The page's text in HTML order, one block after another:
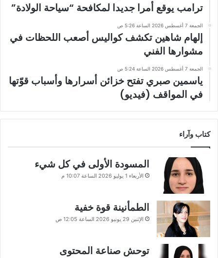
ترامب يوقع أمرا جديدا لمكافحة “سياحة الولادة”
الجمعة 7 أغسطس 2026 الساعة 5:26 ص
إلهام شاهين تكشف كواليس أصعب اللحظات في
مشوارها الفني
الجمعة 7 أغسطس 2026 الساعة 5:24 ص
ياسمين صبري تفتح خزائن أسرارها وأسباب قوّتها
في المواقف (فيديو)
كتاب وآراء
المسودة الأولى في كل شيء
الأربعاء 1 يوليو 2026 الساعة 10:07 م
الطمأنينة قوة خفية
الإثنين 29 يونيو 2026 الساعة 12:05 ص
توحش صناعة المحتوى